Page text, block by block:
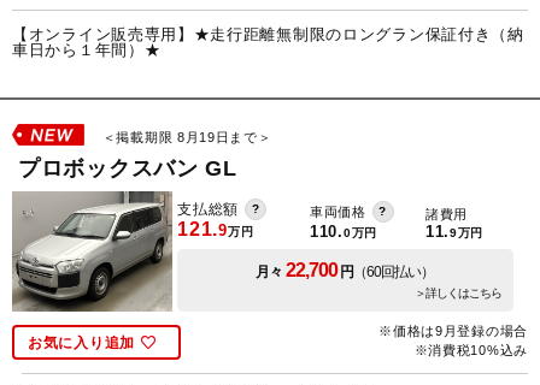
【オンライン販売専用】★走行距離無制限のロングラン保証付き（納
車日から１年間）★
＜掲載期限 8月19日まで＞
プロボックスバン GL
支払総額
121.9万円
車両価格
110.0万円
諸費用
11.9万円
月々 22,700円 （60回払い）
＞詳しくはこちら
お気に入り追加
※価格は9月登録の場合
※消費税10%込み